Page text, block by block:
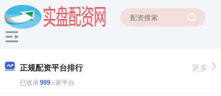
正规配资平台排行
已收录999+家平台
更多